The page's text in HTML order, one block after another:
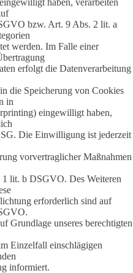
haben, verarbeiten
bzw. Art. 9 Abs. 2 lit. a
werden. Im Falle einer
erfolgt die Datenverarbeitung
die Speicherung von Cookies
in
eingewilligt haben,
Die Einwilligung ist jederzeit
vorvertraglicher Maßnahmen
lit. b DSGVO. Des Weiteren
erforderlich sind auf
Grundlage unseres berechtigten
Einzelfall einschlägigen
informiert.